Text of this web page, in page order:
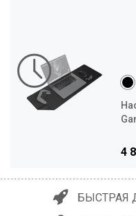
4
БЫСТРАЯ